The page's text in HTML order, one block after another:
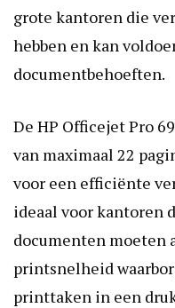
grote kantoren die
hebben en kan
documentbehoeften.
De HP Officejet Pro
van maximaal 22
voor een efficiënte
ideaal voor kantoren
documenten moeten
printsnelheid
printtaken in een